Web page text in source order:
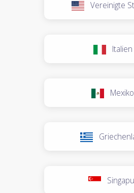
Vereinigte
Italien
Mexiko